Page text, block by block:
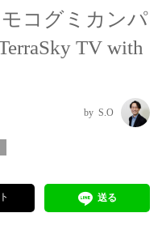
コグミカンパ
TV with
S.O
送る